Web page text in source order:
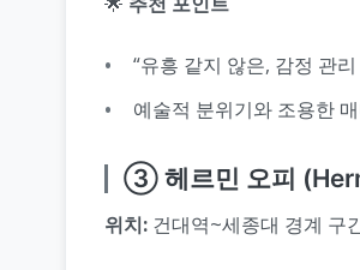
“유흥 같지 않은, 감정 관
예술적 분위기와 조용한
③ 헤르민 오피
위치: 건대역~세종대 경계 구